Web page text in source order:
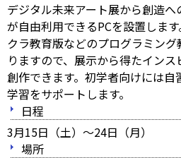
デジタル未来アート展から創造
が自由利用できるPCを設置しま
クラ教育版などのプログラミン
りますので、展示から得たイン
創作できます。初学者向けには自
学習をサポートします。
日程
3月15日（土）～24日（月）
場所